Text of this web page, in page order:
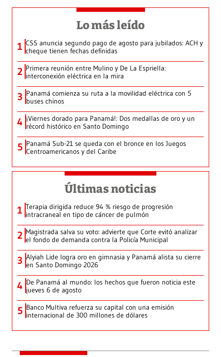
Lo más leído
1 CSS anuncia segundo pago de agosto para jubilados: ACH y
cheque tienen fechas definidas
2 Primera reunión entre Mulino y De La Espriella:
interconexión eléctrica en la mira
3 Panamá comienza su ruta a la movilidad eléctrica con 5
buses chinos
4 ¡Viernes dorado para Panamá!: Dos medallas de oro y un
récord histórico en Santo Domingo
5 Panamá Sub-21 se queda con el bronce en los Juegos
Centroamericanos y del Caribe
Últimas noticias
1 Terapia dirigida reduce 94 % riesgo de progresión
intracraneal en tipo de cáncer de pulmón
2 Magistrada salva su voto: advierte que Corte evitó analizar
el fondo de demanda contra la Policía Municipal
3 Alyiah Lide logra oro en gimnasia y Panamá alista su cierre
en Santo Domingo 2026
4 De Panamá al mundo: los hechos que fueron noticia este
jueves 6 de agosto
5 Banco Multiva refuerza su capital con una emisión
internacional de 300 millones de dólares